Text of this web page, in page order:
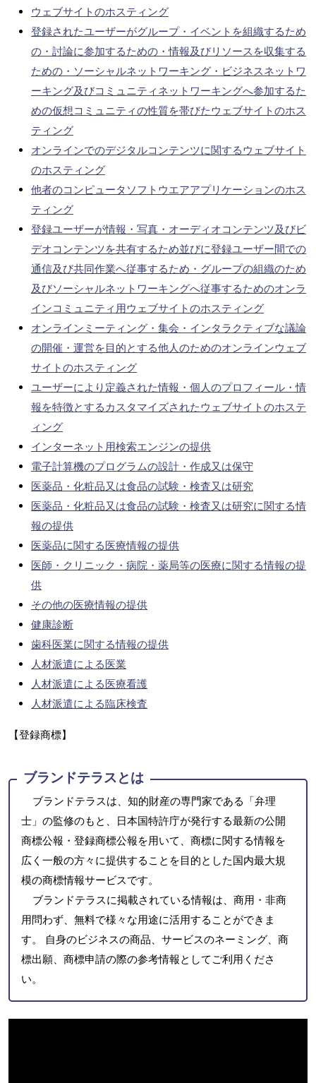
ウェブサイトのホスティング
登録されたユーザーがグループ・イベントを組織するため
の・討論に参加するための・情報及びリソースを収集する
ための・ソーシャルネットワーキング・ビジネスネットワ
ーキング及びコミュニティネットワーキングへ参加するた
めの仮想コミュニティの性質を帯びたウェブサイトのホス
ティング
オンラインでのデジタルコンテンツに関するウェブサイト
のホスティング
他者のコンピュータソフトウエアアプリケーションのホス
ティング
登録ユーザーが情報・写真・オーディオコンテンツ及びビ
デオコンテンツを共有するため並びに登録ユーザー間での
通信及び共同作業へ従事するため・グループの組織のため
及びソーシャルネットワーキングへ従事するためのオンラ
インコミュニティ用ウェブサイトのホスティング
オンラインミーティング・集会・インタラクティブな議論
の開催・運営を目的とする他人のためのオンラインウェブ
サイトのホスティング
ユーザーにより定義された情報・個人のプロフィール・情
報を特徴とするカスタマイズされたウェブサイトのホステ
ィング
インターネット用検索エンジンの提供
電子計算機のプログラムの設計・作成又は保守
医薬品・化粧品又は食品の試験・検査又は研究
医薬品・化粧品又は食品の試験・検査又は研究に関する情
報の提供
医薬品に関する医療情報の提供
医師・クリニック・病院・薬局等の医療に関する情報の提
供
その他の医療情報の提供
健康診断
歯科医業に関する情報の提供
人材派遣による医業
人材派遣による医療看護
人材派遣による臨床検査
【登録商標】
ブランドテラスとは
ブランドテラスは、知的財産の専門家である「弁理
士」の監修のもと、日本国特許庁が発行する最新の公開
商標公報・登録商標公報を用いて、商標に関する情報を
広く一般の方々に提供することを目的とした国内最大規
模の商標情報サービスです。
ブランドテラスに掲載されている情報は、商用・非商
用問わず、無料で様々な用途に活用することができま
す。 自身のビジネスの商品、サービスのネーミング、商
標出願、商標申請の際の参考情報としてご利用くださ
い。